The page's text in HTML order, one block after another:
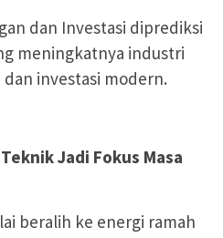
dan Investasi diprediksi
meningkatnya industri
investasi modern.
Jadi Fokus Masa
beralih ke energi ramah